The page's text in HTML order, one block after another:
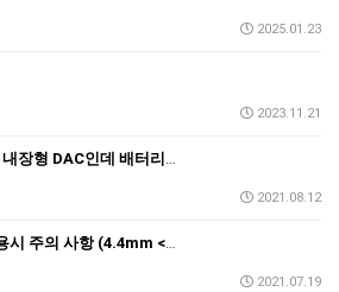
2025.01.23
2023.11.21
배터리가 너무 빨리 광탈되거나 충전이 이상해요 ㅠ.ㅠ (IFI HIPDAC, 힙덱)
2021.08.12
밸런스 케이블 44 25 발란스, 펜타곤, 펜타콘?)
2021.07.19